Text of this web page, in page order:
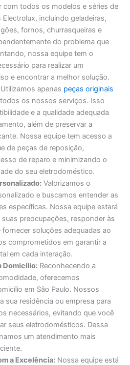
com todos os modelos e séries de
incluindo geladeiras,
fornos, churrasqueiras e
do problema que
nossa equipe tem o
para realizar um
e encontrar a melhor solução.
Utilizamos apenas peças originais
os nossos serviços. Isso
e a qualidade adequada
além de preservar a
Nossa equipe tem acesso a
de peças de reposição,
de reparo e minimizando o
do seu eletrodoméstico.
Valorizamos o
e buscamos entender as
específicas. Nossa equipe estará
preocupações, responder às
fornecer soluções adequadas ao
comprometidos em garantir a
em cada interação.
Domicílio: Reconhecendo a
oferecemos
em São Paulo. Nossos
sua residência ou empresa para
necessários, evitando que você
seus eletrodomésticos. Dessa
um atendimento mais
a Excelência: Nossa equipe está